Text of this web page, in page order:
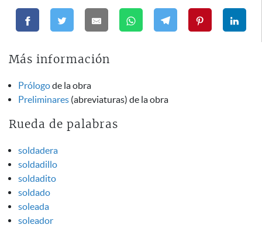
Más información
Prólogode la obra
Preliminares (abreviaturas) de la obra
Rueda de palabras
soldadera
soldadillo
soldadito
soldado
soleada
soleador